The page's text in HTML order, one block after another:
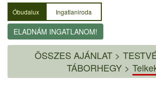
Óbudalux Ingatlaniroda
ELADNÁM INGATLANOM!
ÖSSZES AJÁNLAT>
TÁBORHEGY >